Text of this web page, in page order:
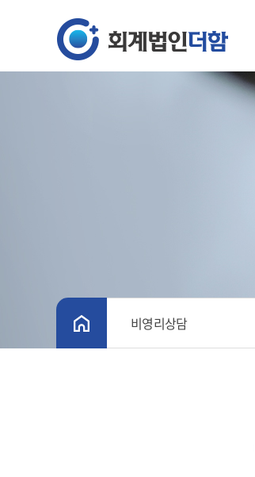
비영리상담